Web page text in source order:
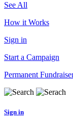
See All
How it Works
Sign in
Start a Campaign
Permanent
Sign in